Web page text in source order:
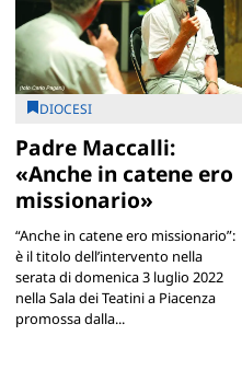
DIOCESI
Padre Maccalli:
«Anche in catene ero
missionario»
“Anche in catene ero missionario”:
è il titolo dell’intervento nella
serata di domenica 3 luglio 2022
nella Sala dei Teatini a Piacenza
promossa dalla...